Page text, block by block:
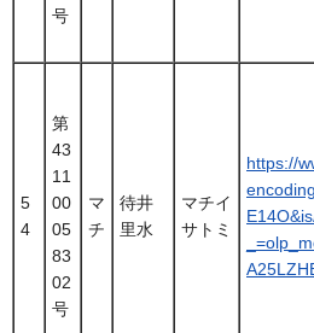
号
5
4
第
43
11
00
05
83
02
号
マ
チ
待井
里水
マチイ
サトミ
https://